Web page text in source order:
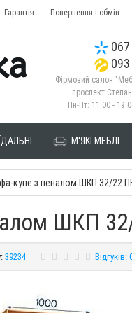
Гарантія Повернення і обмін
067
093
Фірмовий салон
проспект
Пн-Пт: 11:00 -
М'ЯКІ МЕБЛІ
купе з пеналом ШКП 32/22
ШКП
39234 Відгуків: